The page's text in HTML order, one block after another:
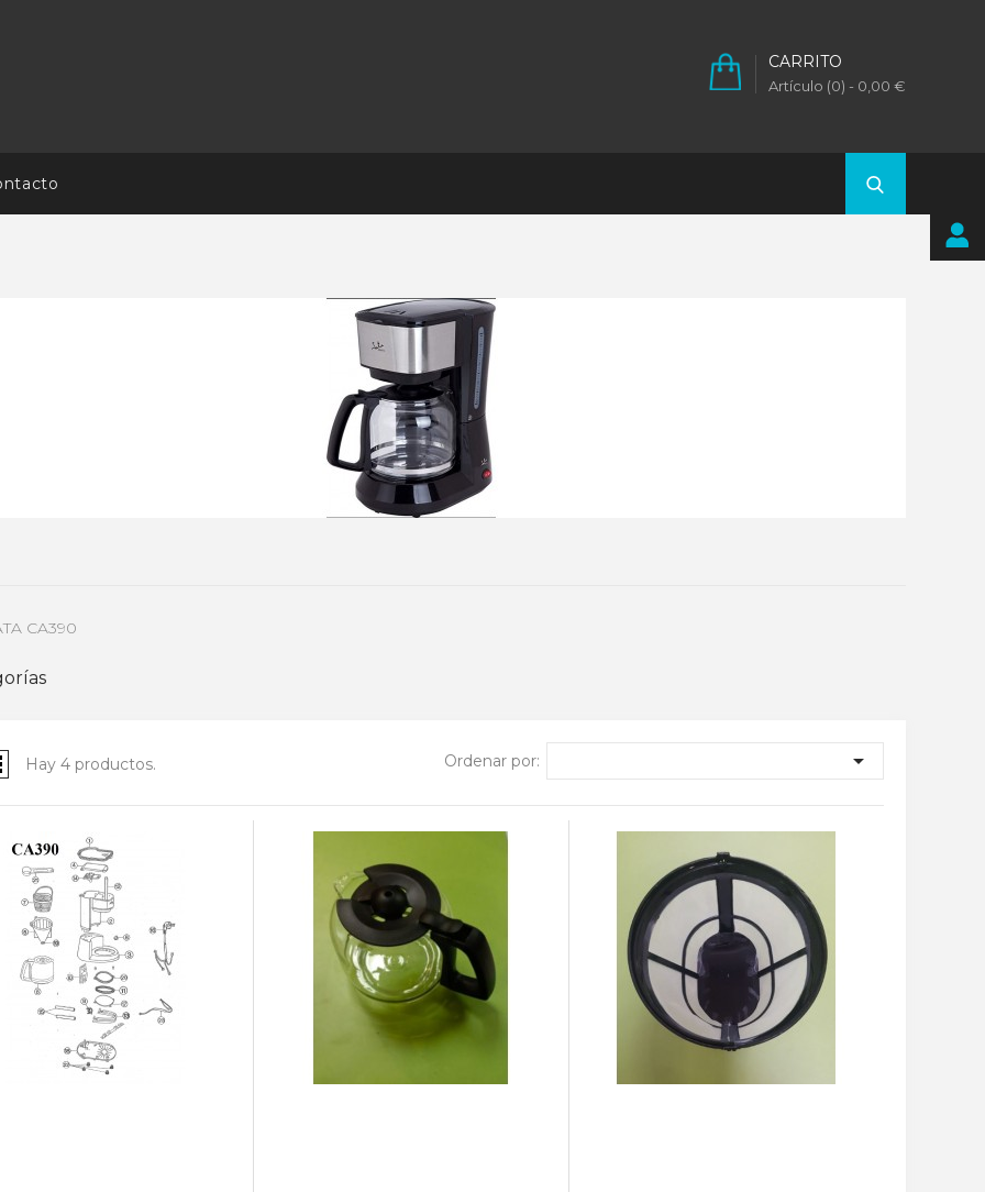
CARRITO
Artículo (0) - 0,00 €
CA390
Hay 4 productos. Ordenar por: 